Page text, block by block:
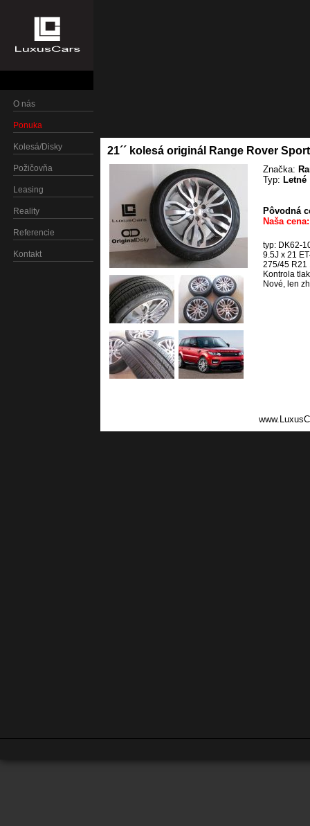
O nás
Ponuka
Kolesá/Disky
Požičovňa
Leasing
Reality
Referencie
Kontakt
21´´ kolesá originál Range Rover Sport
Značka:
Typ: Letné
Pôvodná
Naša
typ: DK62-
9.5J x 21
275/45 R21
Kontrola
Nové, len